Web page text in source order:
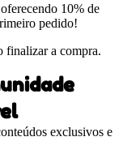
10% de
pedido!
finalizar a compra.
exclusivos e